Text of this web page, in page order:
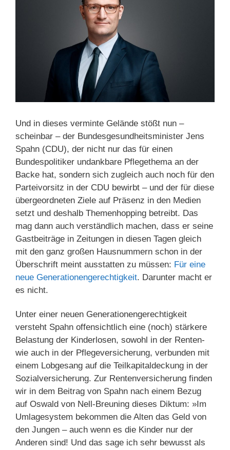
Und in dieses verminte Gelände stößt nun –
scheinbar – der Bundesgesundheitsminister Jens
Spahn (CDU), der nicht nur das für einen
Bundespolitiker undankbare Pflegethema an der
Backe hat, sondern sich zugleich auch noch für den
Parteivorsitz in der CDU bewirbt – und der für diese
übergeordneten Ziele auf Präsenz in den Medien
setzt und deshalb Themenhopping betreibt. Das
mag dann auch verständlich machen, dass er seine
Gastbeiträge in Zeitungen in diesen Tagen gleich
mit den ganz großen Hausnummern schon in der
Überschrift meint ausstatten zu müssen: Für eine
neue Generationengerechtigkeit. Darunter macht er
es nicht.
Unter einer neuen Generationengerechtigkeit
versteht Spahn offensichtlich eine (noch) stärkere
Belastung der Kinderlosen, sowohl in der Renten-
wie auch in der Pflegeversicherung, verbunden mit
einem Lobgesang auf die Teilkapitaldeckung in der
Sozialversicherung. Zur Rentenversicherung finden
wir in dem Beitrag von Spahn nach einem Bezug
auf Oswald von Nell-Breuning dieses Diktum: »Im
Umlagesystem bekommen die Alten das Geld von
den Jungen – auch wenn es die Kinder nur der
Anderen sind! Und das sage ich sehr bewusst als